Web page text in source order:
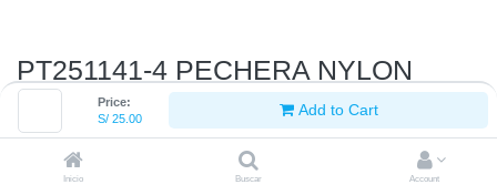
Price:
S/25.00 Add to Cart
Inicio Buscar Account
PT251141-4 PECHERA NYLON
REFLECTIVA MANGO TUBO T-L
25.00